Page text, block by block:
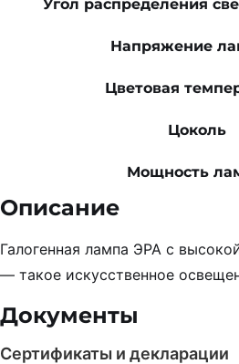
Угол распределения
Напряжение
Цветовая
Цоколь
Мощность
Описание
Галогенная лампа ЭРА с
— такое искусственное
Документы
Сертификаты и декларации